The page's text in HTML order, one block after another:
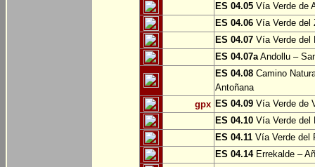
ES 04.05 Vía Verde de
ES 04.06 Vía Verde del
ES 04.07 Vía Verde del
ES 04.07aAndollu –
ES 04.08 Camino
Antoñana
gpx ES 04.09 Vía Verde de
ES 04.10 Vía Verde del
ES 04.11 Vía Verde del
ES 04.14Errekalde –